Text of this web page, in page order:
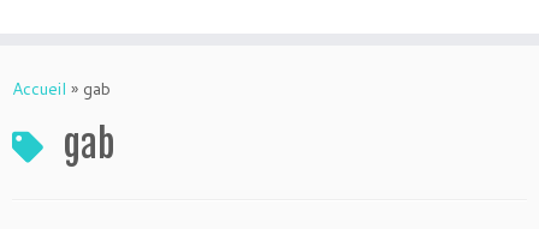
auAccueil » gab
gab